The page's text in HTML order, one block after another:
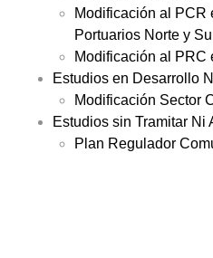
Modificación al PCR
Portuarios Norte y
Modificación al PRC
Estudios en Desarrollo
Modificación Sector
Estudios sin Tramitar Ni
Plan Regulador